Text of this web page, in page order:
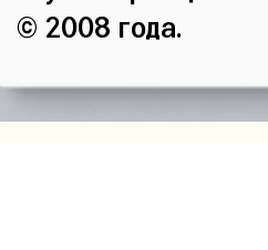
© 2008 года.